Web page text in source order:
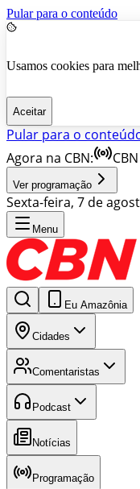
Pular para o conteúdo
Usamos cookies para
Aceitar
Pular para o
Agora na CBN:
Ver programação
Sexta-feira, 7 de
Menu
Eu Amazônia
Cidades
Comentaristas
Podcast
Notícias
Programação